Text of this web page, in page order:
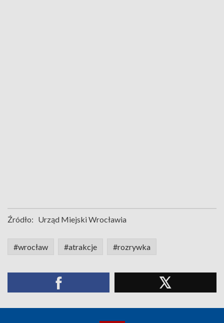
Źródło: Urząd Miejski Wrocławia
#wrocław #atrakcje #rozrywka